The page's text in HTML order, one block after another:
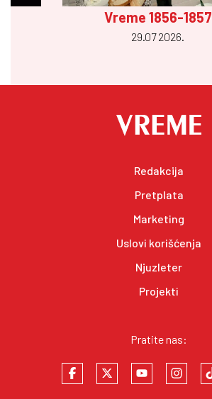
Vreme 1856-1857
29.07 2026.
Redakcija
Pretplata
Marketing
Uslovi korišćenja
Njuzleter
Projekti
Pratite nas: